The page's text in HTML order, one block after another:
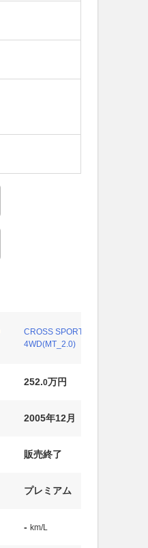
CROSS SPORTS 2.0T_
4WD(MT_2.0)
252.0万円
2005年12月
販売終了
プレミアム
- km/L